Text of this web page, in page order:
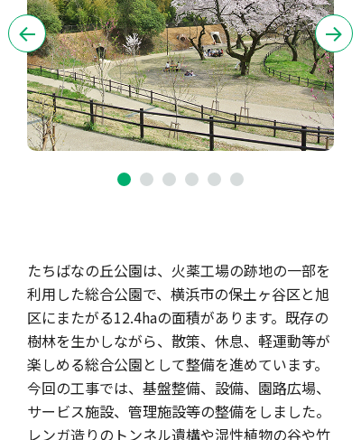
たちばなの丘公園は、火薬工場の跡地の一部を
利用した総合公園で、横浜市の保土ヶ谷区と旭
区にまたがる12.4haの面積があります。既存の
樹林を生かしながら、散策、休息、軽運動等が
楽しめる総合公園として整備を進めています。
今回の工事では、基盤整備、設備、園路広場、
サービス施設、管理施設等の整備をしました。
レンガ造りのトンネル遺構や湿性植物の谷や竹